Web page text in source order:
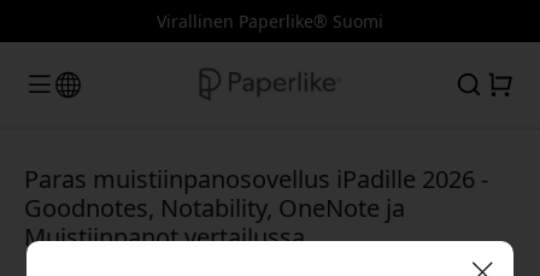
Virallinen Paperlike® Suomi
Paras muistiinpanosovellus iPadille 2026 -
Goodnotes, Notability, OneNote ja
Muistiinpanot vertailussa